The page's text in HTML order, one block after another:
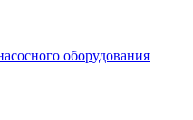
оборудования